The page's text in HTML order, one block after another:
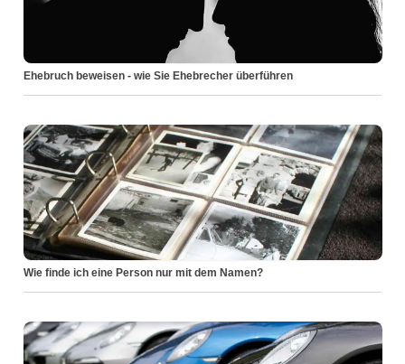
Ehebruch beweisen - wie Sie Ehebrecher überführen
Wie finde ich eine Person nur mit dem Namen?